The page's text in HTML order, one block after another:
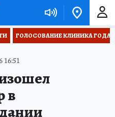
ГОЛОСОВАНИЕ КЛИНИКА ГОДА
16:51
в